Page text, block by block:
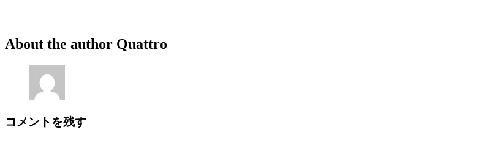
About the author Quattro
コメントを残す